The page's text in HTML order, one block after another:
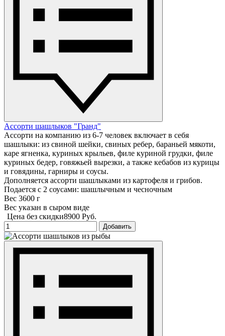
Ассорти шашлыков "Гранд"
Ассорти на компанию из 6-7 человек включает в себя
шашлыки: из свиной шейки, свиных ребер, бараньей мякоти,
каре ягненка, куриных крыльев, филе куриной грудки, филе
куриных бедер, говяжьей вырезки, а также кебабов из курицы
и говядины, гарниры и соусы.
Дополняется ассорти шашлыками из картофеля и грибов.
Подается с 2 соусами: шашлычным и чесночным
Вес 3600 г
Вес указан в сыром виде
Цена без скидки8900 Руб.
Добавить